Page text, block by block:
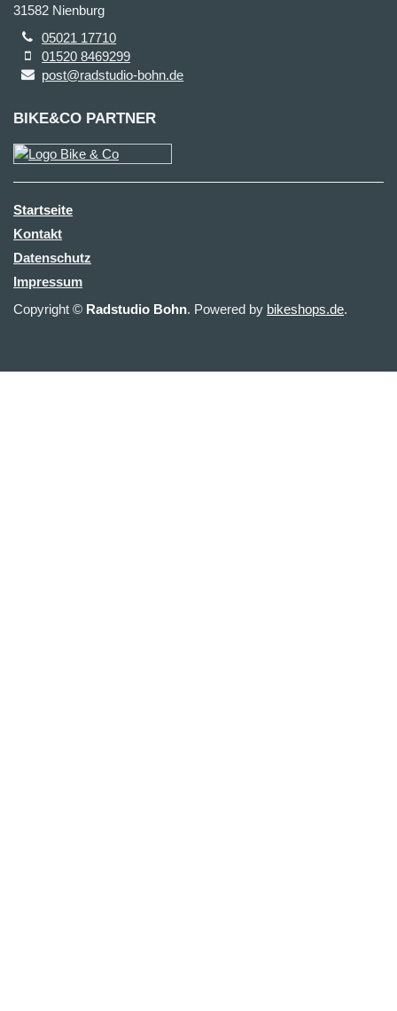
31582 Nienburg
05021 17710
01520 8469299
post@radstudio-bohn.de
BIKE&CO PARTNER
Startseite
Kontakt
Datenschutz
Impressum
Copyright © Radstudio Bohn. Powered by bikeshops.de.